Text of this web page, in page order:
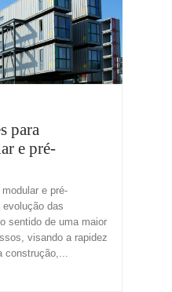
para
e pré-
e pré-
das
sentido de uma maior
visando a rapidez